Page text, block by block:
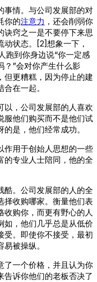
事情。与公司发展部的对
你的注意力 ，还会削弱你
诀窍之一是不要停下来思
状态。[2]想象一下，
跑到你身边说“你一定感
？”会对你产生什么影
但更糟糕，因为停止的建
在一起。
以，公司发展部的人喜欢
服他们购买而不是他们试
是，他们经常成功。
作用于创始人思想的一些
的专业人士陪同，他的全
酷。公司发展部的人的全
择收购哪家。衡量他们表
购你，而更有野心的人
如，他们几乎总是从低价
受。即使你不接受，最初
被操纵。
了一个价格，并且认为你
告诉你他们的老板否决了